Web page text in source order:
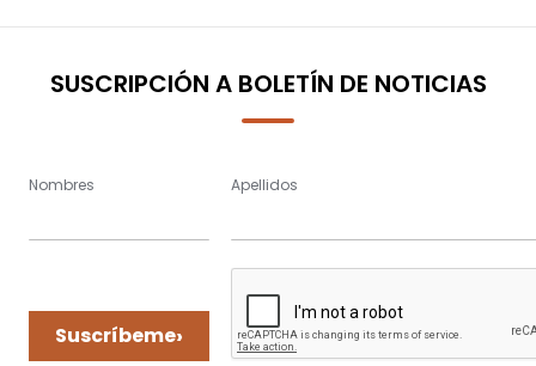
SUSCRIPCIÓN A BOLETÍN DE NOTICIAS
Nombres Apellidos
Suscríbeme›